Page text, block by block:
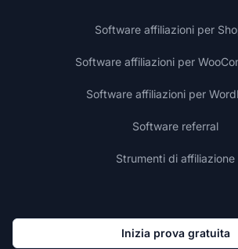
Software affiliazioni per
Software affiliazioni per
Software affiliazioni per
Software referral
Strumenti di affiliazione
Inizia prova gratuita